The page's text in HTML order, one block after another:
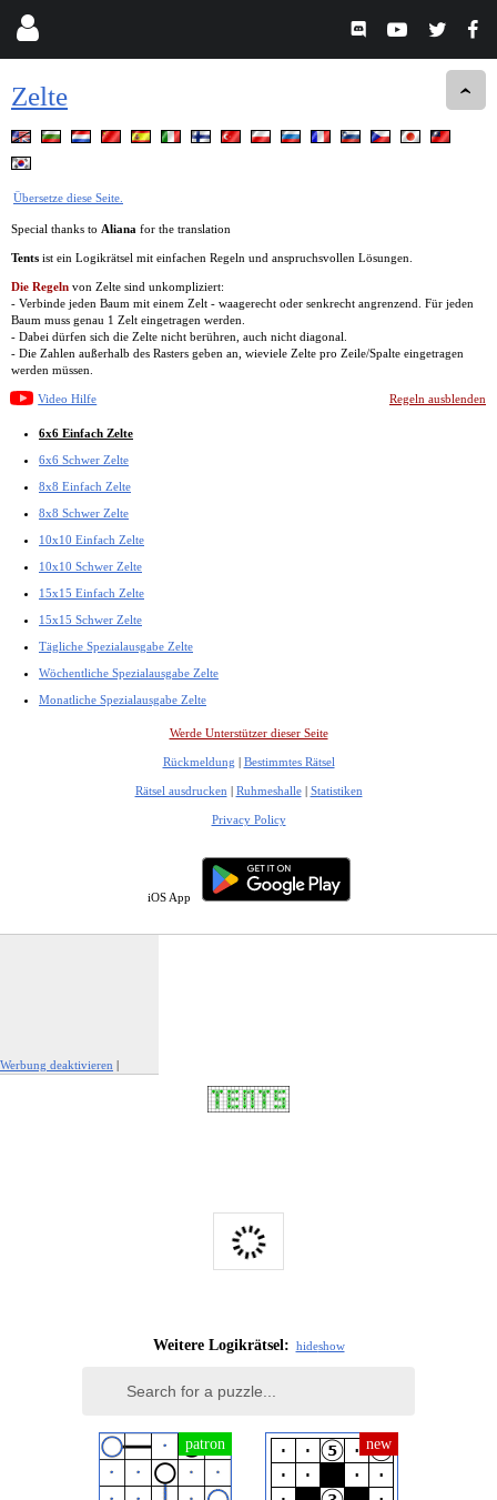
Zelte
Übersetze diese Seite.
Special thanks to Aliana for the translation
Tents ist ein Logikrätsel mit einfachen Regeln und anspruchsvollen Lösungen.
Die Regeln von Zelte sind unkompliziert:
- Verbinde jeden Baum mit einem Zelt - waagerecht oder senkrecht angrenzend. Für jeden
Baum muss genau 1 Zelt eingetragen werden.
- Dabei dürfen sich die Zelte nicht berühren, auch nicht diagonal.
- Die Zahlen außerhalb des Rasters geben an, wieviele Zelte pro Zeile/Spalte eingetragen
werden müssen.
Video Hilfe Regeln ausblenden
6x6 Einfach Zelte
6x6 Schwer Zelte
8x8 Einfach Zelte
8x8 Schwer Zelte
10x10 Einfach Zelte
10x10 Schwer Zelte
15x15 Einfach Zelte
15x15 Schwer Zelte
Tägliche Spezialausgabe Zelte
Wöchentliche Spezialausgabe Zelte
Monatliche Spezialausgabe Zelte
Werde Unterstützer dieser Seite
Rückmeldung | Bestimmtes Rätsel
Rätsel ausdrucken | Ruhmeshalle| Statistiken
Privacy Policy
iOS App
Werbung deaktivieren |
Weitere Logikrätsel: hideshow